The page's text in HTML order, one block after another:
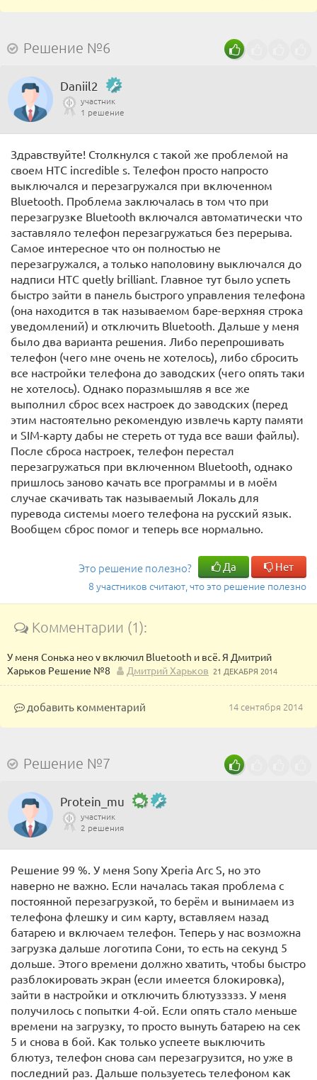
Решение №6
Daniil2
участник
1 решение
Здравствуйте! Столкнулся с такой же проблемой на
своем HTC incredible s. Телефон просто напросто
выключался и перезагружался при включенном
Bluetooth. Проблема заключалась в том что при
перезагрузке Bluetooth включался автоматически что
заставляло телефон перезагружаться без перерыва.
Самое интересное что он полностью не
перезагружался, а только наполовину выключался до
надписи HTC quetly brilliant. Главное тут было успеть
быстро зайти в панель быстрого управления телефона
(она находится в так называемом баре-верхняя строка
уведомлений) и отключить Bluetooth. Дальше у меня
было два варианта решения. Либо перепрошивать
телефон (чего мне очень не хотелось), либо сбросить
все настройки телефона до заводских (чего опять таки
не хотелось). Однако поразмышляв я все же
выполнил сброс всех настроек до заводских (перед
этим настоятельно рекомендую извлечь карту памяти
и SIM-карту дабы не стереть от туда все ваши файлы).
После сброса настроек, телефон перестал
перезагружаться при включенном Bluetooth, однако
пришлось заново качать все программы и в моём
случае скачивать так называемый Локаль для
пуревода системы моего телефона на русский язык.
Вообщем сброс помог и теперь все нормально.
Это решение полезно? Да Нет
8 участников считают, что это решение полезно
Комментарии (1):
У меня Сонька нео v включил Bluetooth и всё. Я Дмитрий
Харьков Решение №8
Дмитрий Харьков 21 ДЕКАБРЯ 2014
14 сентября 2014
добавить комментарий
Решение №7
Protein_mu
участник
2 решения
Решение 99 %. У меня Sony Xperia Arc S, но это
наверно не важно. Если началась такая проблема с
постоянной перезагрузкой, то берём и вынимаем из
телефона флешку и сим карту, вставляем назад
батарею и включаем телефон. Теперь у нас возможна
загрузка дальше логотипа Сони, то есть на секунд 5
дольше. Этого времени должно хватить, чтобы быстро
разблокировать экран (если имеется блокировка),
зайти в настройки и отключить блютуззззз. У меня
получилось с попытки 4-ой. Если опять стало меньше
времени на загрузку, то просто вынуть батарею на сек
5 и снова в бой. Как только успеете выключить
блютуз, телефон снова сам перезагрузится, но уже в
последний раз. Дальше пользуетесь телефоном как